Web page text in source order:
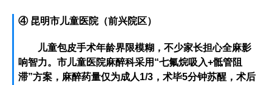
④ 昆明市儿童医院（前兴院区）
儿童包皮手术年龄界限模糊，不少家长担心全麻影
响智力。市儿童医院麻醉科采用“七氟烷吸入+骶管阻
滞”方案，麻醉药量仅为成人1/3，术毕5分钟苏醒，术后